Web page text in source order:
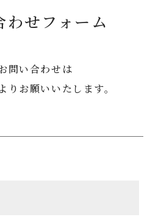
わせフォーム
問い合わせは
りお願いいたします。